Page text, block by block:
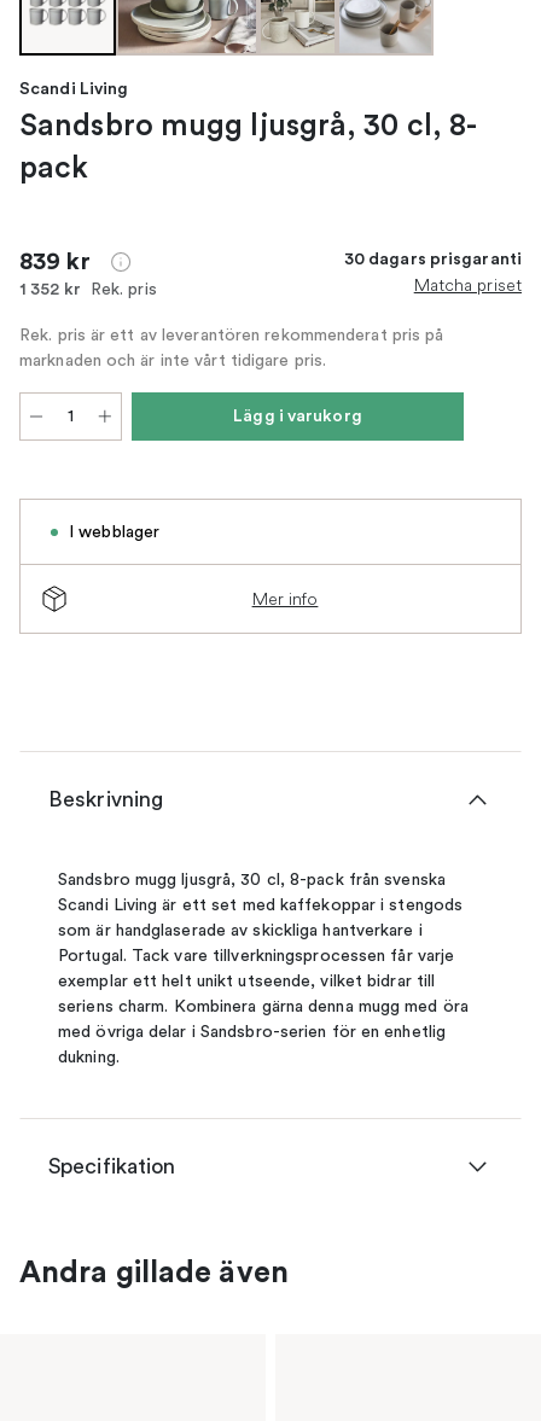
Scandi Living
Sandsbro mugg ljusgrå, 30 cl, 8-
pack
839 kr
1 352 kr Rek. pris
30 dagars prisgaranti
Matcha priset
Rek. pris är ett av leverantören rekommenderat pris på
marknaden och är inte vårt tidigare pris.
Lägg i varukorg
I webblager
Mer info
Beskrivning
Sandsbro mugg ljusgrå, 30 cl, 8-pack från svenska
Scandi Living är ett set med kaffekoppar i stengods
som är handglaserade av skickliga hantverkare i
Portugal. Tack vare tillverkningsprocessen får varje
exemplar ett helt unikt utseende, vilket bidrar till
seriens charm. Kombinera gärna denna mugg med öra
med övriga delar i Sandsbro-serien för en enhetlig
dukning.
Specifikation
Andra gillade även